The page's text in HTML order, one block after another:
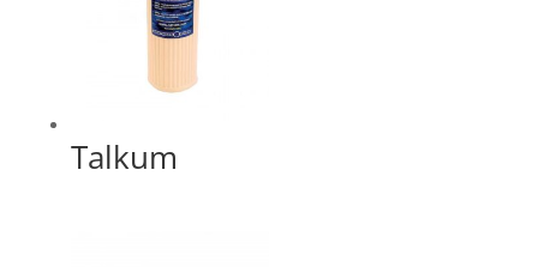
Talkum